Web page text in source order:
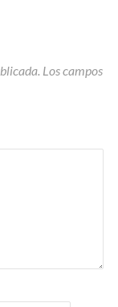
Los campos